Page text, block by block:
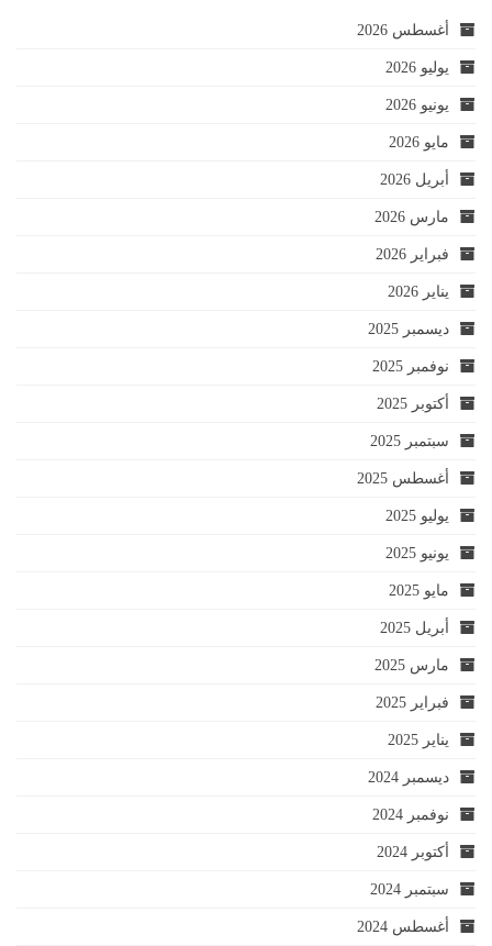
أغسطس 2026
يوليو 2026
يونيو 2026
مايو 2026
أبريل 2026
مارس 2026
فبراير 2026
يناير 2026
ديسمبر 2025
نوفمبر 2025
أكتوبر 2025
سبتمبر 2025
أغسطس 2025
يوليو 2025
يونيو 2025
مايو 2025
أبريل 2025
مارس 2025
فبراير 2025
يناير 2025
ديسمبر 2024
نوفمبر 2024
أكتوبر 2024
سبتمبر 2024
أغسطس 2024